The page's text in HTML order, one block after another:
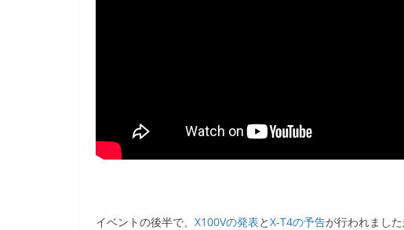
イベントの後半で、 X100Vの発表とX-T4の予告が行われまし